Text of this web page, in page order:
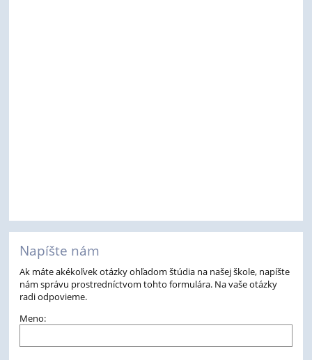
Napíšte nám
Ak máte akékoľvek otázky ohľadom štúdia na našej škole, napíšte
nám správu prostredníctvom tohto formulára. Na vaše otázky
radi odpovieme.
Meno: